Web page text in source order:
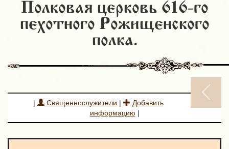
Полковая церковь 616-го
пехотного Рожищенского
полка.
| Священнослужители |
Добавить
информацию |